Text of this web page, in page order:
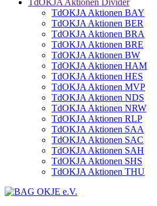
TdOKJA Aktionen Divider
TdOKJA Aktionen BAY
TdOKJA Aktionen BER
TdOKJA Aktionen BRA
TdOKJA Aktionen BRE
TdOKJA Aktionen BW
TdOKJA Aktionen HAM
TdOKJA Aktionen HES
TdOKJA Aktionen MVP
TdOKJA Aktionen NDS
TdOKJA Aktionen NRW
TdOKJA Aktionen RLP
TdOKJA Aktionen SAA
TdOKJA Aktionen SAC
TdOKJA Aktionen SAH
TdOKJA Aktionen SHS
TdOKJA Aktionen THU